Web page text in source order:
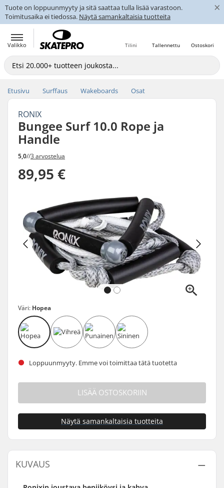
Tuote on loppuunmyyty ja sitä saattaa tulla lisää varastoon.
Toimitusaika ei tiedossa. Näytä samankaltaisia tuotteita
×
Valikko Ostoskori
Tallennettu
Tilini
Etusivu Surffaus Wakeboards Osat
RONIX
Bungee Surf 10.0 Rope ja
Handle
5,0//3 arvostelua
89,95 €
Väri: Hopea
Loppuunmyyty. Emme voi toimittaa tätä tuotetta
LISÄÄ OSTOSKORIIN
Näytä samankaltaisia tuotteita
KUVAUS